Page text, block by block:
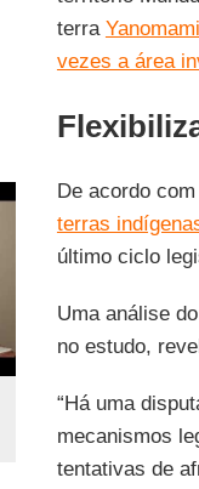
terra
vezes a área
De acordo
terras
último ciclo
Uma análise
no estudo,
“Há uma
mecanismos
tentativas de